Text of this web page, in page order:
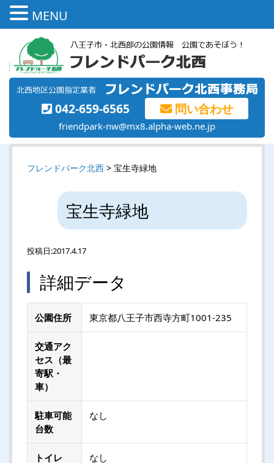
042-659-6565 問い合わせ
friendpark-nw@mx8.alpha-web.ne.jp
フレンドパーク北西 > 宝生寺緑地
宝生寺緑地
投稿日:2017.4.17
詳細データ
公園住所 東京都八王子市西寺方町1001-235
交通アク
セス（最
寄駅・
車）
駐車可能
台数
なし
トイレ なし
MENU